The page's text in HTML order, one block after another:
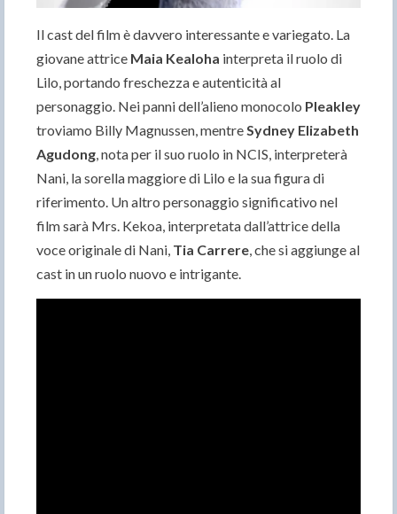
Il cast del film è davvero interessante e variegato. La
giovane attrice Maia Kealoha interpreta il ruolo di
Lilo, portando freschezza e autenticità al
personaggio. Nei panni dell’alieno monocolo Pleakley
troviamo Billy Magnussen, mentreSydney Elizabeth
Agudong, nota per il suo ruolo in NCIS, interpreterà
Nani, la sorella maggiore di Lilo e la sua figura di
riferimento. Un altro personaggio significativo nel
film sarà Mrs. Kekoa, interpretata dall’attrice della
voce originale di Nani, Tia Carrere, che si aggiunge al
cast in un ruolo nuovo e intrigante.